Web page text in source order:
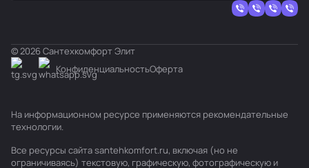
© 2026 Сантехкомфорт Элит
КонфиденциальностьОферта
На информационном ресурсе применяются рекомендательные
технологии.
Все ресурсы сайта santehkomfort.ru, включая (но не
ограничиваясь) текстовую, графическую, фотографическую и